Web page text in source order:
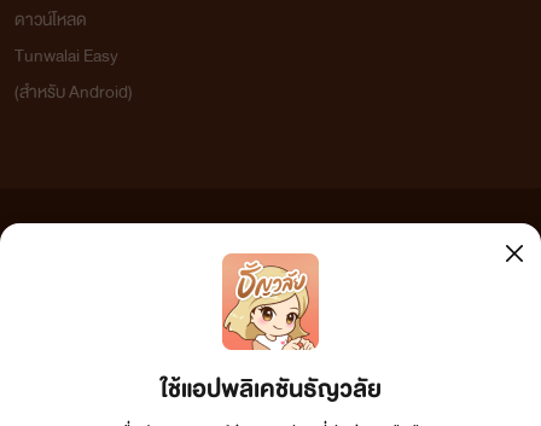
ใช้แอปพลิเคชันธัญวลัย
ดาวน์โหลด
Tunwalai Easy
(สำหรับ Android)
เว็บไซต์แห่งนี้ไม่ได้เห็นด้วยและไม่ขอรับผิดชอบต่อข้อความใดๆ ทั้งสิ้น ดังนั้นผู้อ่านทุกท่านโปรดใช้
วิจารณญาณในการกลั่นกรองด้วยตนเอง และหากท่านพบข้อความใดๆ ที่ขัดต่อกฎหมายและศีลธรรม
กรุณาแจ้งมาที่ tunwalai@ookbee.com เพื่อทีมงานจะได้ดำเนินการในทันที ทั้งนี้ ทางเว็บไซต์ขอสงวน
ลิขสิทธิ์ตามพระราชบัญญัติลิขสิทธิ์ (ฉบับเพิ่มเติม) พ.ศ.2558